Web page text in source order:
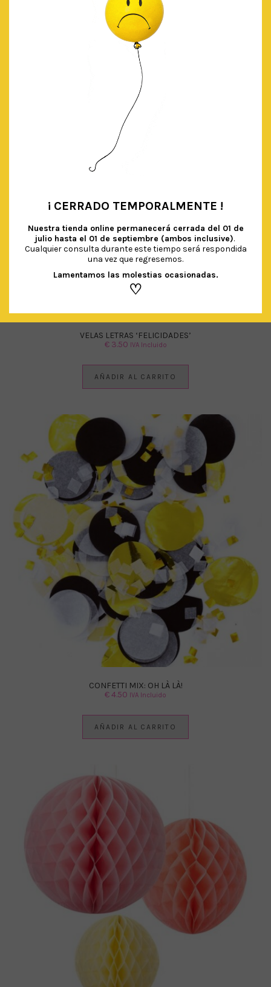
AÑADIR AL CARRITO
VELAS LETRAS ‘FELICIDADES’
€3.50 IVA Incluido
AÑADIR AL CARRITO
CONFETTI MIX: OH LÀ LÀ!
€4.50 IVA Incluido
AÑADIR AL CARRITO
¡ CERRADO TEMPORALMENTE !
Nuestra tienda online permanecerá cerrada del 01 de
julio hasta el 01 de septiembre (ambos inclusive).
Cualquier consulta durante este tiempo será respondida
una vez que regresemos.
Lamentamos las molestias ocasionadas.
♡